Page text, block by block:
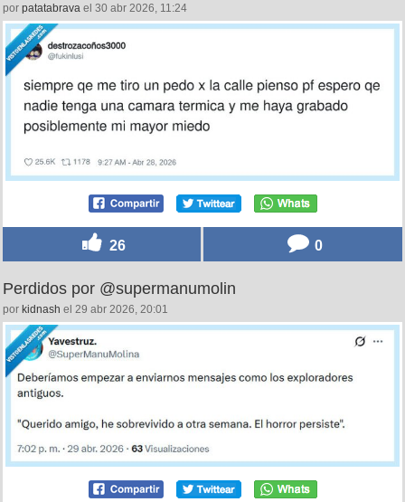
por patatabrava el 30 abr 2026, 11:24
26 0
Perdidos por @supermanumolin
por kidnash el 29 abr 2026, 20:01